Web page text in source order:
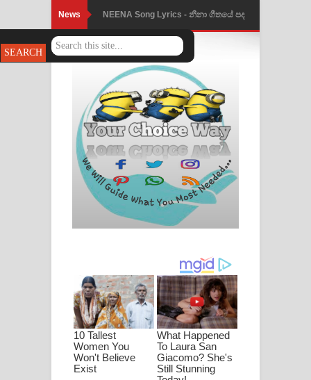
News Ahimi Wimai Himi Song Lyrics - අහිමි
විමයි හිමි ගීතයේ පද පෙළ
Mathaka Parana Song Lyrics - මතක
පාරනා ගීතයේ පද පෙළ
Nimnadhen Song Lyrics - නිම්නාදෙන්
ගීතයේ පද පෙළ
Obamai Mage Adare Song Lyrics -
ඔබමයි මගේ ආදරේ ගීතයේ පද පෙළ
ගීතයේ පද පෙළ
Ankeliya Song Lyrics - අංකෙළිය ගීතයේ
පද පෙළ
DEAR GOD Song Lyrics - ඩියර් ගෝඩ්